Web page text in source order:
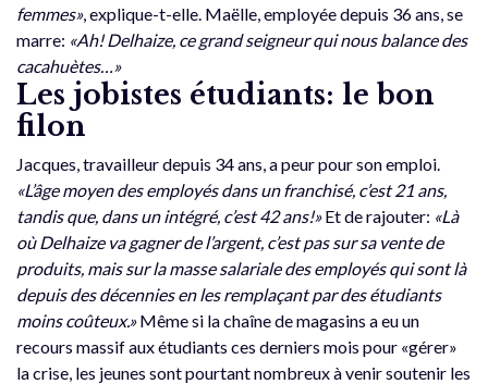
femmes», explique-t-elle. Maëlle, employée depuis 36 ans, se
marre: «Ah! Delhaize, ce grand seigneur qui nous balance des
cacahuètes…»
Les jobistes étudiants: le bon
filon
Jacques, travailleur depuis 34 ans, a peur pour son emploi.
«L’âge moyen des employés dans un franchisé, c’est 21 ans,
tandis que, dans un intégré, c’est 42 ans!»Et de rajouter: «Là
où Delhaize va gagner de l’argent, c’est pas sur sa vente de
produits, mais sur la masse salariale des employés qui sont là
depuis des décennies en les remplaçant par des étudiants
moins coûteux.»Même si la chaîne de magasins a eu un
recours massif aux étudiants ces derniers mois pour «gérer»
la crise, les jeunes sont pourtant nombreux à venir soutenir les